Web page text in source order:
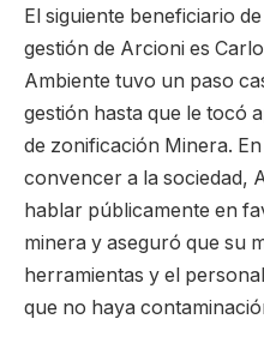
El siguiente beneficiario
gestión de Arcioni es
Ambiente tuvo un paso
gestión hasta que le tocó
de zonificación Minera.
convencer a la sociedad,
hablar públicamente en
minera y aseguró que su
herramientas y el
que no haya